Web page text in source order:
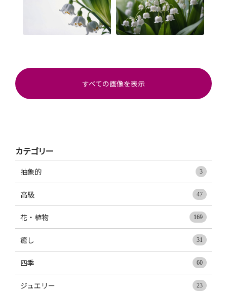
すべての画像を表示
カテゴリー
抽象的 3
高級 47
花・植物 169
癒し 31
四季 60
ジュエリー 23